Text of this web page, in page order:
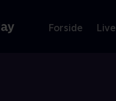
Forside